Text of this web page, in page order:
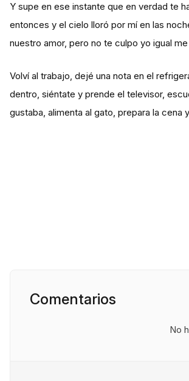
Y supe en ese instante que en verdad te
entonces y el cielo lloró por mí en las
nuestro amor, pero no te culpo yo igual
Volví al trabajo, dejé una nota en el
dentro, siéntate y prende el televisor,
gustaba, alimenta al gato, prepara la cena
Comentarios
No